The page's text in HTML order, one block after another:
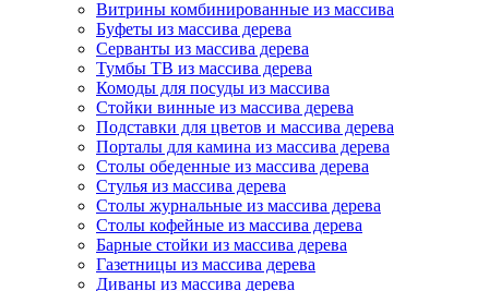
Витрины комбинированные из массива
Буфеты из массива дерева
Серванты из массива дерева
Тумбы ТВ из массива дерева
Комоды для посуды из массива
Стойки винные из массива дерева
Подставки для цветов и массива дерева
Порталы для камина из массива дерева
Столы обеденные из массива дерева
Стулья из массива дерева
Столы журнальные из массива дерева
Столы кофейные из массива дерева
Барные стойки из массива дерева
Газетницы из массива дерева
Диваны из массива дерева